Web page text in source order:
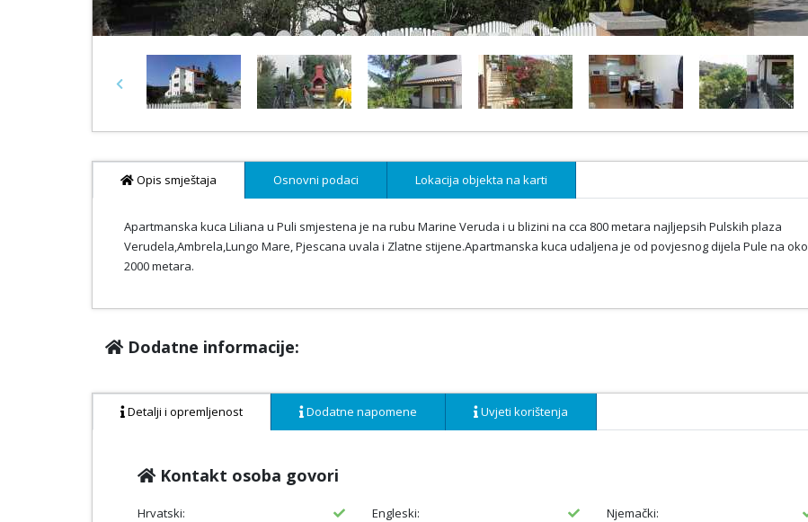
Previous
Opis smještaja Osnovni podaci Lokacija objekta na karti
Apartmanska kuca Liliana u Puli smjestena je na rubu Marine Veruda i u blizini na cca 800 metara najljepsih Pulskih plaza
Verudela,Ambrela,Lungo Mare, Pjescana uvala i Zlatne stijene.Apartmanska kuca udaljena je od povjesnog dijela Pule na oko
2000 metara.
Dodatne informacije:
Detalji i opremljenost Dodatne napomene Uvjeti korištenja
Kontakt osoba govori
Hrvatski: Engleski:
Njemački: